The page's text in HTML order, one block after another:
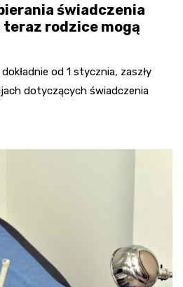
świadczenia
rodzice mogą
od 1 stycznia, zaszły
dotyczących świadczenia